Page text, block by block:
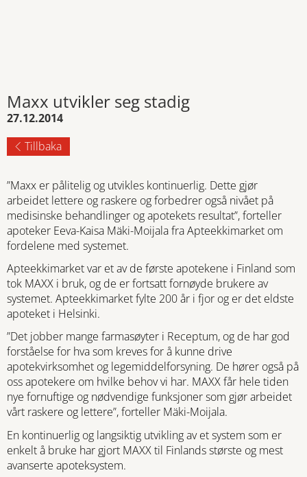
Maxx utvikler seg stadig
27.12.2014
Tillbaka
”Maxx er pålitelig og utvikles kontinuerlig. Dette gjør
arbeidet lettere og raskere og forbedrer også nivået på
medisinske behandlinger og apotekets resultat”, forteller
apoteker Eeva-Kaisa Mäki-Moijala fra Apteekkimarket om
fordelene med systemet.
Apteekkimarket var et av de første apotekene i Finland som
tok MAXX i bruk, og de er fortsatt fornøyde brukere av
systemet. Apteekkimarket fylte 200 år i fjor og er det eldste
apoteket i Helsinki.
”Det jobber mange farmasøyter i Receptum, og de har god
forståelse for hva som kreves for å kunne drive
apotekvirksomhet og legemiddelforsyning. De hører også på
oss apotekere om hvilke behov vi har. MAXX får hele tiden
nye fornuftige og nødvendige funksjoner som gjør arbeidet
vårt raskere og lettere”, forteller Mäki-Moijala.
En kontinuerlig og langsiktig utvikling av et system som er
enkelt å bruke har gjort MAXX til Finlands største og mest
avanserte apoteksystem.